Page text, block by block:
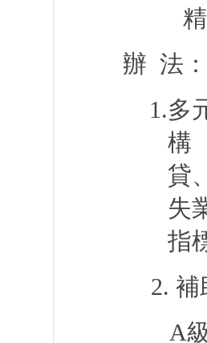
辦 法：
1.多
構
貸
失
指
2. 補
A